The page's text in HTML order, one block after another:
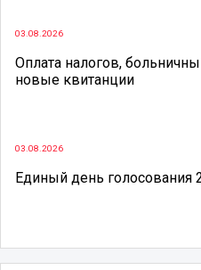
03.08.2026
Оплата налогов,
новые квитанции
03.08.2026
Единый день голосования